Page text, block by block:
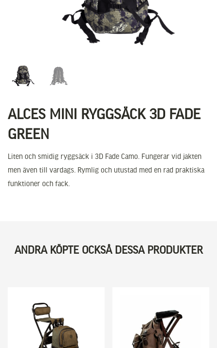
ALCES MINI RYGGSÄCK 3D FADE
GREEN
Liten och smidig ryggsäck i 3D Fade Camo. Fungerar vid jakten
men även till vardags. Rymlig och utustad med en rad praktiska
funktioner och fack.
ANDRA KÖPTE OCKSÅ DESSA PRODUKTER